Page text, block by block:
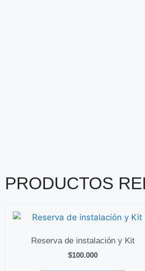
PRODUCTOS
Reserva de instalación y Kit
$100.000